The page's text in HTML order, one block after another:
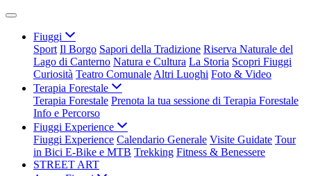
Fiuggi
Sport Il Borgo Sapori della Tradizione Riserva Naturale del
Lago di Canterno Natura e Cultura La Storia Scopri Fiuggi
Curiosità Teatro Comunale Altri Luoghi Foto & Video
Terapia Forestale
Terapia Forestale Prenota la tua sessione di Terapia Forestale
Info e Percorso
Fiuggi Experience
Fiuggi Experience Calendario Generale Visite Guidate Tour
in Bici E-Bike e MTB Trekking Fitness & Benessere
STREET ART